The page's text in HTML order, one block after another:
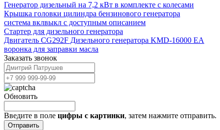
Генератор дизельный на 7,2 кВт в комплекте с колесами
Крышка головки цилиндра бензинового генератора
система вклвыкл с доступным описанием
Стартер для дизельного генератора
Двигатель CG292F Дизельного генератора KMD-16000 EA
воронка для заправки масла
Заказать звонок
Обновить
Введите в поле цифры c картинки, затем нажмите отправить.
Отправить